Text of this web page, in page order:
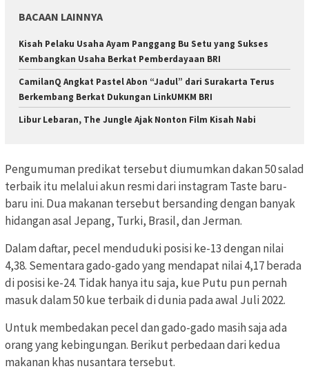
BACAAN LAINNYA
Kisah Pelaku Usaha Ayam Panggang Bu Setu yang Sukses
Kembangkan Usaha Berkat Pemberdayaan BRI
CamilanQ Angkat Pastel Abon “Jadul” dari Surakarta Terus
Berkembang Berkat Dukungan LinkUMKM BRI
Libur Lebaran, The Jungle Ajak Nonton Film Kisah Nabi
Pengumuman predikat tersebut diumumkan dakan 50 salad
terbaik itu melalui akun resmi dari instagram Taste baru-
baru ini. Dua makanan tersebut bersanding dengan banyak
hidangan asal Jepang, Turki, Brasil, dan Jerman.
Dalam daftar, pecel menduduki posisi ke-13 dengan nilai
4,38. Sementara gado-gado yang mendapat nilai 4,17 berada
di posisi ke-24. Tidak hanya itu saja, kue Putu pun pernah
masuk dalam 50 kue terbaik di dunia pada awal Juli 2022.
Untuk membedakan pecel dan gado-gado masih saja ada
orang yang kebingungan. Berikut perbedaan dari kedua
makanan khas nusantara tersebut.